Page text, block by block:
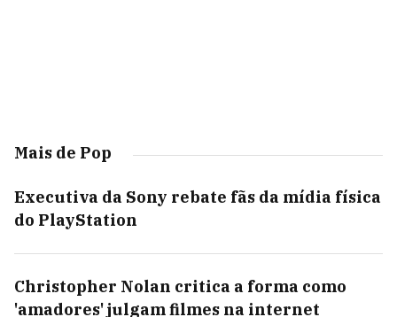
Mais de Pop
Executiva da Sony rebate fãs da mídia física
do PlayStation
Christopher Nolan critica a forma como
'amadores' julgam filmes na internet